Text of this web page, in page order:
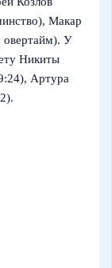
Макар
овертайм). У
Никиты
Артура